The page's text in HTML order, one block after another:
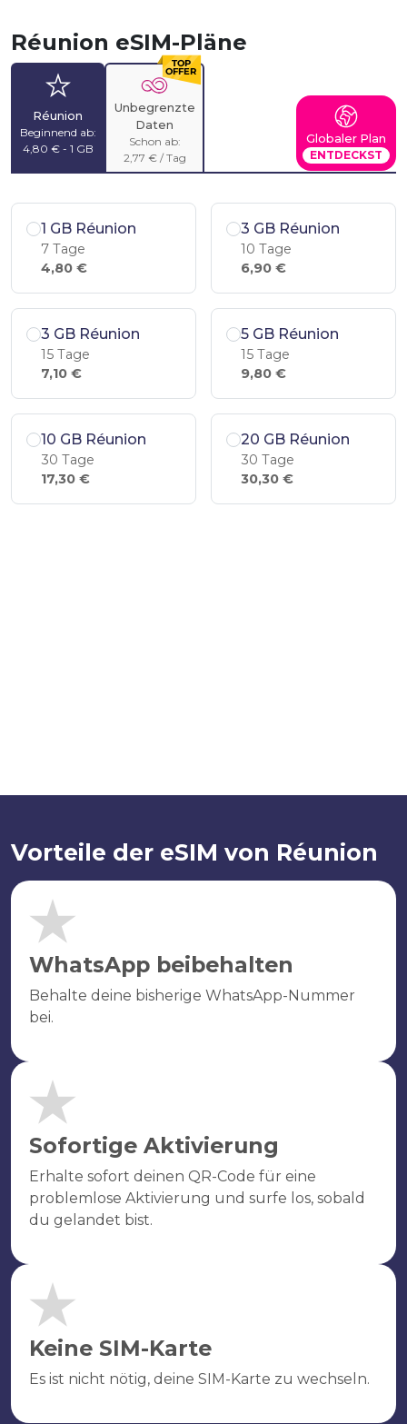
Réunion eSIM-Pläne
Réunion
Beginnend ab:
4,80 € - 1 GB
Unbegrenzte
Daten
Schon ab:
2,77 € / Tag
Globaler Plan
ENTDECKST
1 GB Réunion
7 Tage
4,80 €
3 GB Réunion
10 Tage
6,90 €
3 GB Réunion
15 Tage
7,10 €
5 GB Réunion
15 Tage
9,80 €
10 GB Réunion
30 Tage
17,30 €
20 GB Réunion
30 Tage
30,30 €
Vorteile der eSIM von Réunion
WhatsApp beibehalten
Behalte deine bisherige WhatsApp-Nummer
bei.
Sofortige Aktivierung
Erhalte sofort deinen QR-Code für eine
problemlose Aktivierung und surfe los, sobald
du gelandet bist.
Keine SIM-Karte
Es ist nicht nötig, deine SIM-Karte zu wechseln.